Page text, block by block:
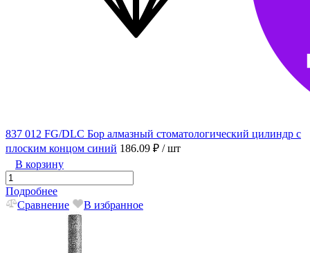
837 012 FG/DLC Бор алмазный стоматологический цилиндр с
плоским концом синий 186.09 ₽ / шт
В корзину
Подробнее
Сравнение
В избранное